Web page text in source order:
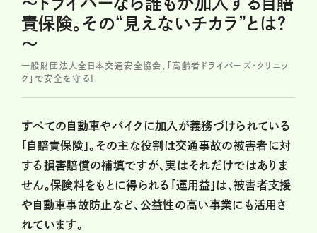
責保険。その“見えないチカラ”とは？
～
一般財団法人全日本交通安全協会、「高齢者ドライバーズ・クリニッ
ク」で安全を守る!
すべての自動車やバイクに加入が義務づけられている
「自賠責保険」。その主な役割は交通事故の被害者に対
する損害賠償の補填ですが、実はそれだけではありま
せん。保険料をもとに得られる「運用益」は、被害者支援
や自動車事故防止など、公益性の高い事業にも活用さ
れています。